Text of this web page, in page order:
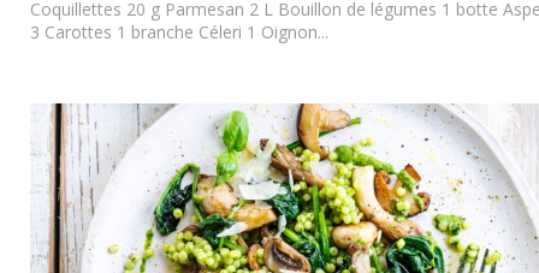
Coquillettes 20 g Parmesan 2 L Bouillon de légumes 1 botte
3 Carottes 1 branche Céleri 1 Oignon...